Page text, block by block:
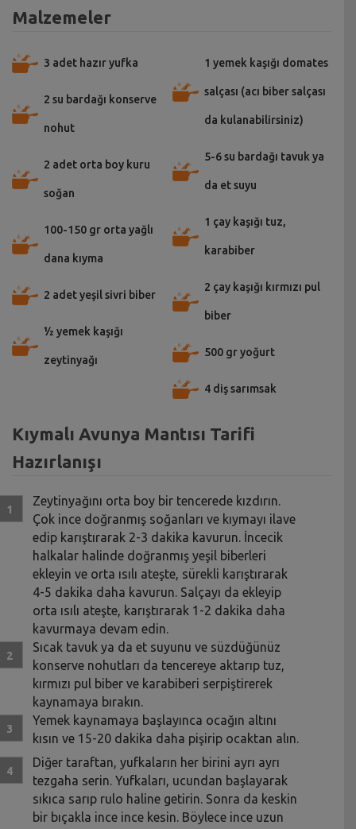
Malzemeler
3 adet hazır yufka
2 su bardağı konserve
nohut
2 adet orta boy kuru
soğan
100-150 gr orta yağlı
dana kıyma
2 adet yeşil sivri biber
½ yemek kaşığı
zeytinyağı
1 yemek kaşığı domates
salçası (acı biber salçası
da kulanabilirsiniz)
5-6 su bardağı tavuk ya
da et suyu
1 çay kaşığı tuz,
karabiber
2 çay kaşığı kırmızı pul
biber
500 gr yoğurt
4 diş sarımsak
Kıymalı Avunya Mantısı Tarifi
Hazırlanışı
Zeytinyağını orta boy bir tencerede kızdırın.
Çok ince doğranmış soğanları ve kıymayı ilave
edip karıştırarak 2-3 dakika kavurun. İncecik
halkalar halinde doğranmış yeşil biberleri
ekleyin ve orta ısılı ateşte, sürekli karıştırarak
4-5 dakika daha kavurun. Salçayı da ekleyip
orta ısılı ateşte, karıştırarak 1-2 dakika daha
kavurmaya devam edin.
Sıcak tavuk ya da et suyunu ve süzdüğünüz
konserve nohutları da tencereye aktarıp tuz,
kırmızı pul biber ve karabiberi serpiştirerek
kaynamaya bırakın.
Yemek kaynamaya başlayınca ocağın altını
kısın ve 15-20 dakika daha pişirip ocaktan alın.
Diğer taraftan, yufkaların her birini ayrı ayrı
tezgaha serin. Yufkaları, ucundan başlayarak
sıkıca sarıp rulo haline getirin. Sonra da keskin
bir bıçakla ince ince kesin. Böylece ince uzun